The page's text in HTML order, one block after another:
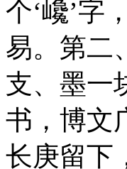
个‘巉’字
易。第二
支、墨一
书，博文
长庚留下